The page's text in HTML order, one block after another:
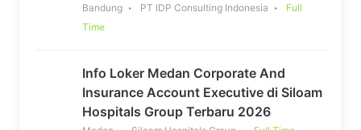
Bandung PT IDP Consulting Indonesia
Full
Time
Info Loker Medan Corporate And
Insurance Account Executive di Siloam
Hospitals Group Terbaru 2026